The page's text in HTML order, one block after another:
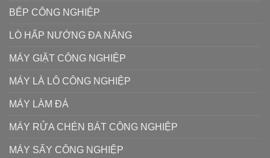
BẾP CÔNG NGHIỆP
LÒ HẤP NƯỚNG ĐA NĂNG
MÁY GIẶT CÔNG NGHIỆP
MÁY LÀ LÔ CÔNG NGHIỆP
MÁY LÀM ĐÁ
MÁY RỬA CHÉN BÁT CÔNG NGHIỆP
MÁY SẤY CÔNG NGHIỆP